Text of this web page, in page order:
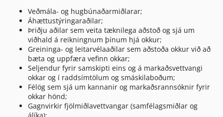
Veðmála- og hugbúnaðarmiðlarar;
Áhættustýringaraðilar;
Þriðju aðilar sem veita tæknilega aðstoð og sjá um
viðhald á reikningnum þínum hjá okkur;
Greininga- og leitarvélaaðilar sem aðstoða okkur við að
bæta og uppfæra vefinn okkar;
Seljendur fyrir samskipti eins og á markaðsvettvangi
okkar og í raddsímtölum og smáskilaboðum;
Félög sem sjá um kannanir og markaðsrannsóknir fyrir
okkar hönd;
Gagnvirkir fjölmiðlavettvangar (samfélagsmiðlar og